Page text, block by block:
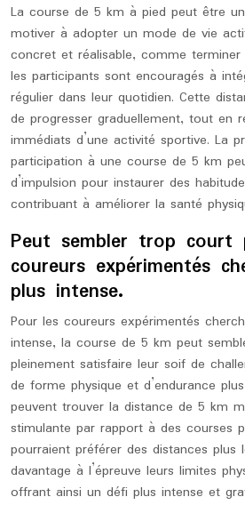
La course de 5 km à pied peut être
motiver à adopter un mode de vie
concret et réalisable, comme
les participants sont encouragés à
régulier dans leur quotidien. Cette
de progresser graduellement, tout en
immédiats d’une activité sportive. La
participation à une course de 5 km
d’impulsion pour instaurer des
contribuant à améliorer la santé
Peut sembler trop court
coureurs expérimentés
plus intense.
Pour les coureurs expérimentés
intense, la course de 5 km peut
pleinement satisfaire leur soif de
de forme physique et d’endurance
peuvent trouver la distance de 5 km
stimulante par rapport à des courses
pourraient préférer des distances plus
davantage à l’épreuve leurs limites
offrant ainsi un défi plus intense et